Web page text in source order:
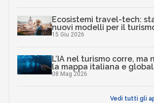
Ecosistemi travel-tech:
nuovi modelli per il
15 Giu 2026
L’IA nel turismo corre, ma
la mappa italiana e
08 Mag 2026
Vedi tutti gli